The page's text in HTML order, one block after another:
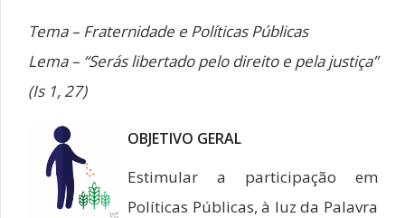
Tema – Fraternidade e Políticas Públicas
Lema – “Serás libertado pelo direito e pela justiça”
(Is 1, 27)
OBJETIVO GERAL
Estimular a participação em
Políticas Públicas, à luz da Palavra